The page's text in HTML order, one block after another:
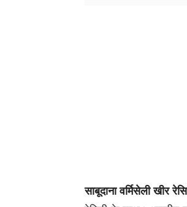
साबूदाना वर्मिसेली खीर